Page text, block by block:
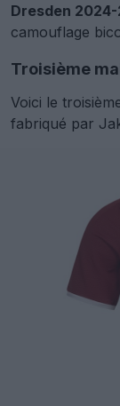
Dresden 2024-
camouflage
Troisième
Voici le
fabriqué par